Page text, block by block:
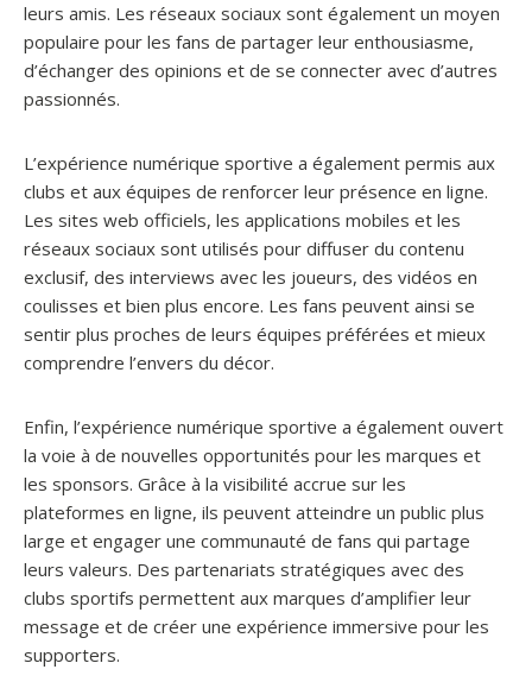
leurs amis. Les réseaux sociaux sont également un moyen
populaire pour les fans de partager leur enthousiasme,
d’échanger des opinions et de se connecter avec d’autres
passionnés.
L’expérience numérique sportive a également permis aux
clubs et aux équipes de renforcer leur présence en ligne.
Les sites web officiels, les applications mobiles et les
réseaux sociaux sont utilisés pour diffuser du contenu
exclusif, des interviews avec les joueurs, des vidéos en
coulisses et bien plus encore. Les fans peuvent ainsi se
sentir plus proches de leurs équipes préférées et mieux
comprendre l’envers du décor.
Enfin, l’expérience numérique sportive a également ouvert
la voie à de nouvelles opportunités pour les marques et
les sponsors. Grâce à la visibilité accrue sur les
plateformes en ligne, ils peuvent atteindre un public plus
large et engager une communauté de fans qui partage
leurs valeurs. Des partenariats stratégiques avec des
clubs sportifs permettent aux marques d’amplifier leur
message et de créer une expérience immersive pour les
supporters.